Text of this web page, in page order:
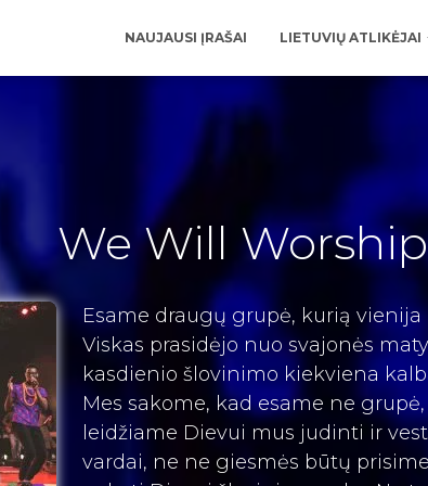
NAUJAUSI ĮRAŠAI LIETUVIŲ ATLIKĖJAI
We Will Worship
Esame draugų grupė, kurią
Viskas prasidėjo nuo svajonės
kasdienio šlovinimo kiekviena
Mes sakome, kad esame ne
leidžiame Dievui mus judinti ir
vardai, ne ne giesmės būtų